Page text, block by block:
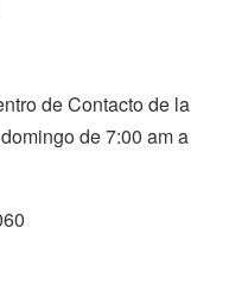
de Contacto de la
de 7:00 am a